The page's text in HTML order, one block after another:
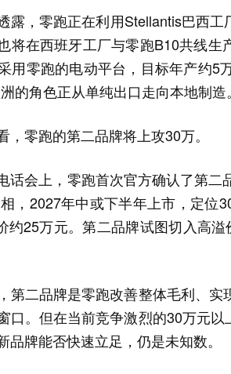
露，零跑正在利用Stellantis巴西
将在西班牙工厂与零跑B10共线
用零跑的电动平台，目标年产约5
的角色正从单纯出口走向本地制造
，零跑的第二品牌将上攻30万。
话会上，零跑首次官方确认了第
，2027年中或下半年上市，定位
约25万元。第二品牌试图切入高
第二品牌是零跑改善整体毛利、
口。但在当前竞争激烈的30万元
品牌能否快速立足，仍是未知数。